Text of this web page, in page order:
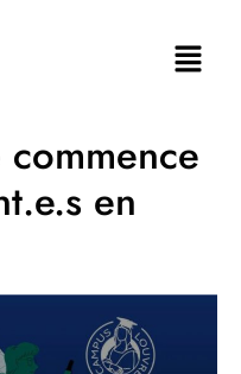
en